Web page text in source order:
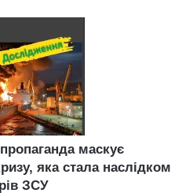
маскує
яка стала наслідком
ЗСУ